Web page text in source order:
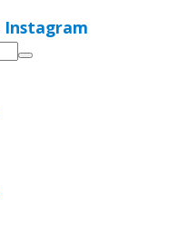
Instagram